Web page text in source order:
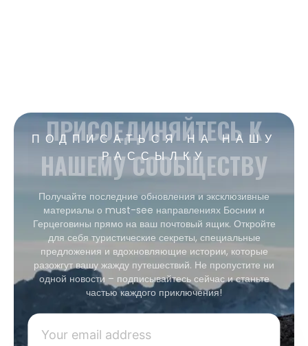
ПОДПИСАТЬСЯ НА НАШУ
РАССЫЛКУ
ПРИСОЕДИНЯЙТЕСЬ К
НАШЕМУ СООБЩЕСТВУ
Получайте последние обновления и эксклюзивные
материалы о must-see направлениях Боснии и
Герцеговины прямо на ваш почтовый ящик. Откройте
для себя туристические секреты, специальные
предложения и вдохновляющие истории, которые
разожгут вашу жажду путешествий. Не пропустите ни
одной новости – подписывайтесь сейчас и станьте
частью каждого приключения!